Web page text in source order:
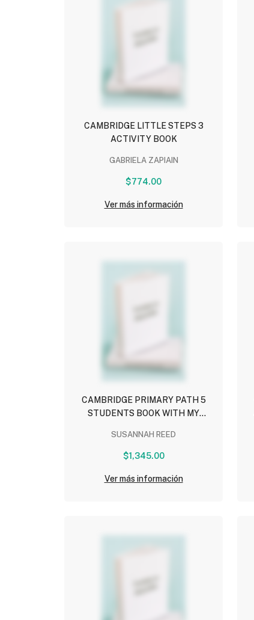
CAMBRIDGE LITTLE STEPS 3
ACTIVITY BOOK
GABRIELA ZAPIAIN
$774.00
Ver más información
CAMBRIDGE PRIMARY PATH 5
STUDENTS BOOK WITH MY
AND EBOOK
SUSANNAH REED
$1,345.00
Ver más información